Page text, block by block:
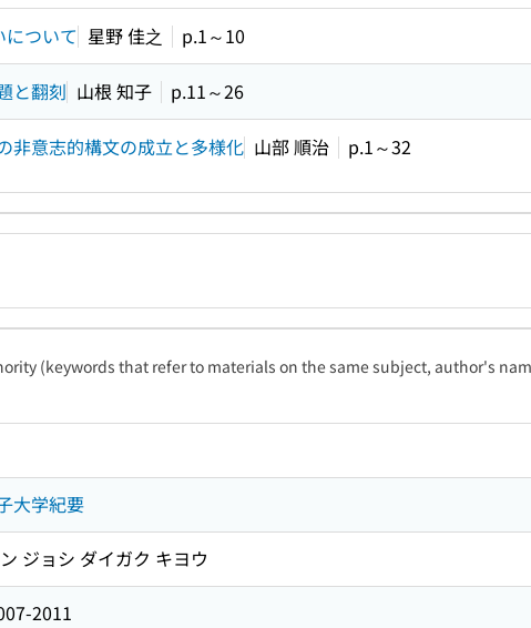
について 星野 佳之 p.1～10
と翻刻 山根 知子 p.11～26
非意志的構文の成立と多様化 山部 順治 p.1～32
(keywords that refer to materials on the same subject, author's
大学紀要
ジョシ ダイガク キヨウ
2011